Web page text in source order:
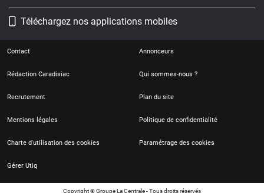
Téléchargez nos applications mobiles
Contact Annonceurs
Rédaction Caradisiac Qui sommes-nous ?
Recrutement Plan du site
Mentions légales Politique de confidentialité
Charte d'utilisation des cookies Paramétrage des cookies
Gérer Utiq
Copyright © Groupe La Centrale - Tous droits réservés